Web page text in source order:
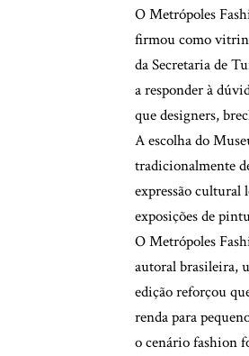
O Metrópoles
firmou como
da Secretaria de
a responder à
que designers,
A escolha do
tradicionalmente
expressão cultural
exposições de
O Metrópoles
autoral brasileira,
edição reforçou
renda para
o cenário fashion